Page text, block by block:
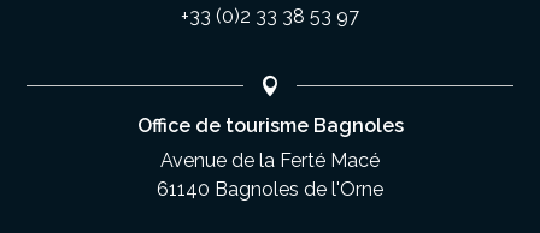
+33 (0)2 33 38 53 97
Office de tourisme Bagnoles
Avenue de la Ferté Macé
61140 Bagnoles de l'Orne